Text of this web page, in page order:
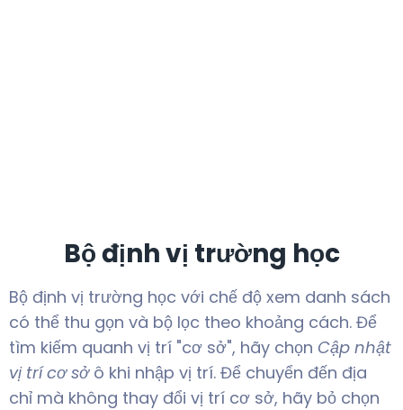
Bộ định vị trường học
Bộ định vị trường học với chế độ xem danh sách
có thể thu gọn và bộ lọc theo khoảng cách. Để
tìm kiếm quanh vị trí "cơ sở", hãy chọn Cập nhật
vị trí cơ sởô khi nhập vị trí. Để chuyển đến địa
chỉ mà không thay đổi vị trí cơ sở, hãy bỏ chọn